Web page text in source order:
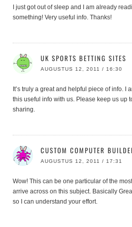
I just got out of sleep and I am already
something! Very useful info. Thanks!
UK SPORTS BETTING SITES
AUGUSTUS 12, 2011 / 16:30
It’s truly a great and helpful piece of info. I
this useful info with us. Please keep us up
sharing.
CUSTOM COMPUTER
AUGUSTUS 12, 2011 / 17:31
Wow! This can be one particular of the
arrive across on this subject. Basically
so I can understand your effort.